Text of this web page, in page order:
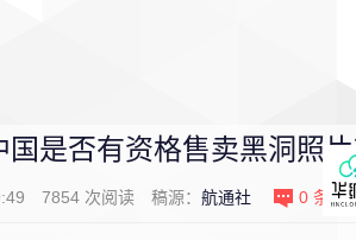
国是否有资格售卖黑洞照
7854 次阅读 稿源： 航通社 0 条评